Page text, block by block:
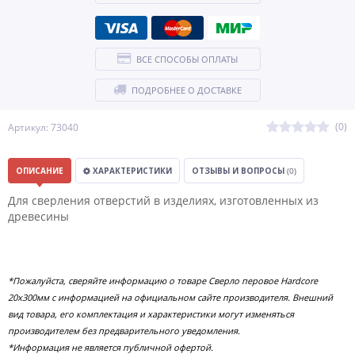
Артикул: 73040 (0)
ВСЕ СПОСОБЫ ОПЛАТЫ
ПОДРОБНЕЕ О ДОСТАВКЕ
ОПИСАНИЕ ХАРАКТЕРИСТИКИ ОТЗЫВЫ И ВОПРОСЫ (0)
Для сверления отверстий в изделиях, изготовленных из
древесины
*Пожалуйста, сверяйте информацию о товаре Сверло перовое Hardcore
20х300мм с информацией на официальном сайте производителя. Внешний
вид товара, его комплектация и характеристики могут изменяться
производителем без предварительного уведомления.
*Информация не является публичной офертой.